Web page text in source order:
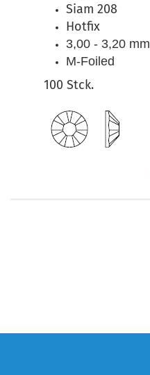
Siam 208
Hotfix
3,00 - 3,20 mm
M-Foiled
100 Stck.